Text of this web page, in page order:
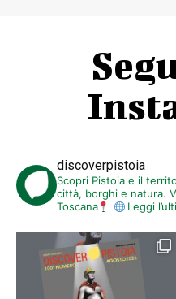
discoverpistoia
Scopri Pistoia e il
città, borghi e natura.
Toscana
Leggi